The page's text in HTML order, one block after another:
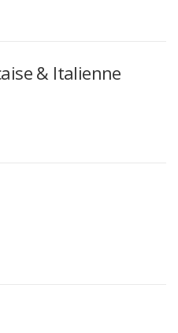
& Italienne